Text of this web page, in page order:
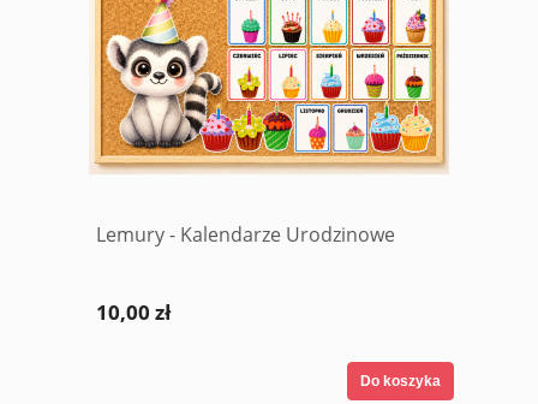
Lemury - Kalendarze Urodzinowe
10,00 zł
Do koszyka